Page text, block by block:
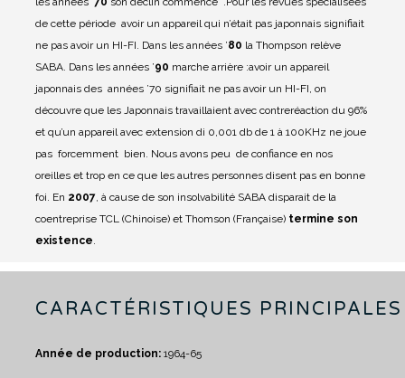
de cette période avoir un appareil qui n’était pas japonnais signifiait
ne pas avoir un HI-FI. Dans les années ’80 la Thompson relève
SABA. Dans les années ’90 marche arrière :avoir un appareil
japonnais des années ’70 signifiait ne pas avoir un HI-FI, on
découvre que les Japonnais travaillaient avec contreréaction du 96%
et qu’un appareil avec extension di 0,001 db de 1 à 100KHz ne joue
pas forcemment bien. Nous avons peu de confiance en nos
oreilles et trop en ce que les autres personnes disent pas en bonne
foi. En 2007, à cause de son insolvabilité SABA disparait de la
coentreprise TCL (Chinoise) et Thomson (Française) termine son
existence.
CARACTÉRISTIQUES PRINCIPALES
Année de production: 1964-65